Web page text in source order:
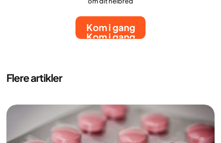
Kom i gang
Kom i gang
Flere artikler